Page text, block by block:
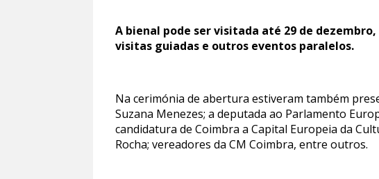
A bienal pode ser visitada até 29 de
visitas guiadas e outros eventos paralelos.
Na cerimónia de abertura estiveram também
Suzana Menezes; a deputada ao Parlamento
candidatura de Coimbra a Capital Europeia da
Rocha; vereadores da CM Coimbra, entre outros.